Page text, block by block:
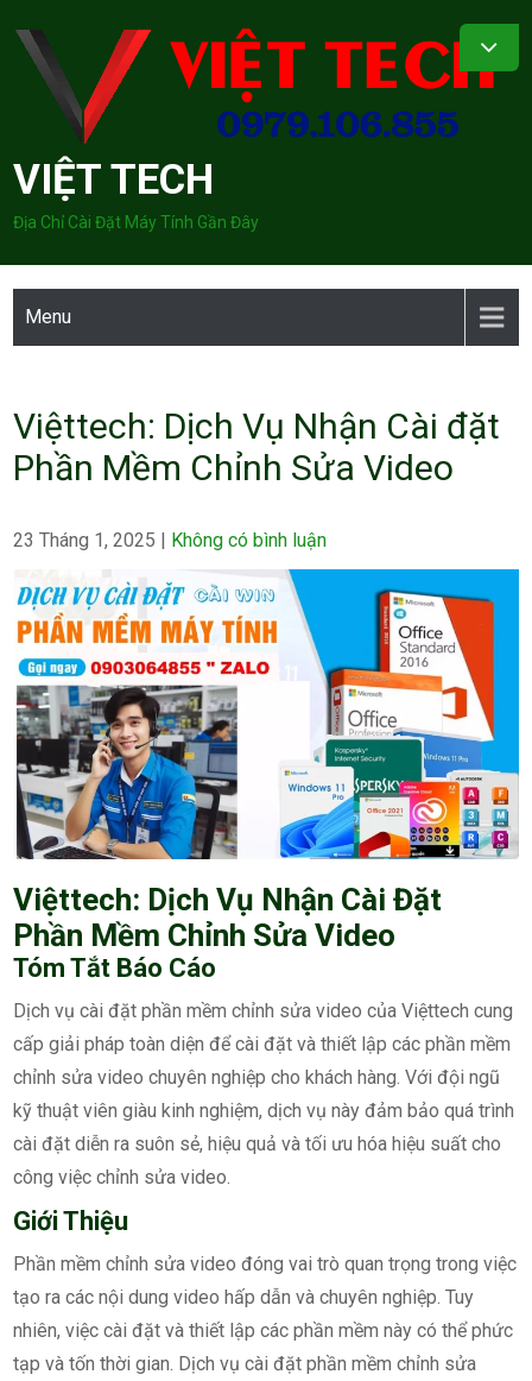
content
VIỆT TECH
Địa Chỉ Cài Đặt Máy Tính Gần Đây
Menu
Việttech: Dịch Vụ Nhận Cài đặt
Phần Mềm Chỉnh Sửa Video
23 Tháng 1, 2025 | Không có bình luận
Việttech: Dịch Vụ Nhận Cài Đặt
Phần Mềm Chỉnh Sửa Video
Tóm Tắt Báo Cáo
Dịch vụ cài đặt phần mềm chỉnh sửa video của Việttech cung
cấp giải pháp toàn diện để cài đặt và thiết lập các phần mềm
chỉnh sửa video chuyên nghiệp cho khách hàng. Với đội ngũ
kỹ thuật viên giàu kinh nghiệm, dịch vụ này đảm bảo quá trình
cài đặt diễn ra suôn sẻ, hiệu quả và tối ưu hóa hiệu suất cho
công việc chỉnh sửa video.
Giới Thiệu
Phần mềm chỉnh sửa video đóng vai trò quan trọng trong việc
tạo ra các nội dung video hấp dẫn và chuyên nghiệp. Tuy
nhiên, việc cài đặt và thiết lập các phần mềm này có thể phức
tạp và tốn thời gian. Dịch vụ cài đặt phần mềm chỉnh sửa